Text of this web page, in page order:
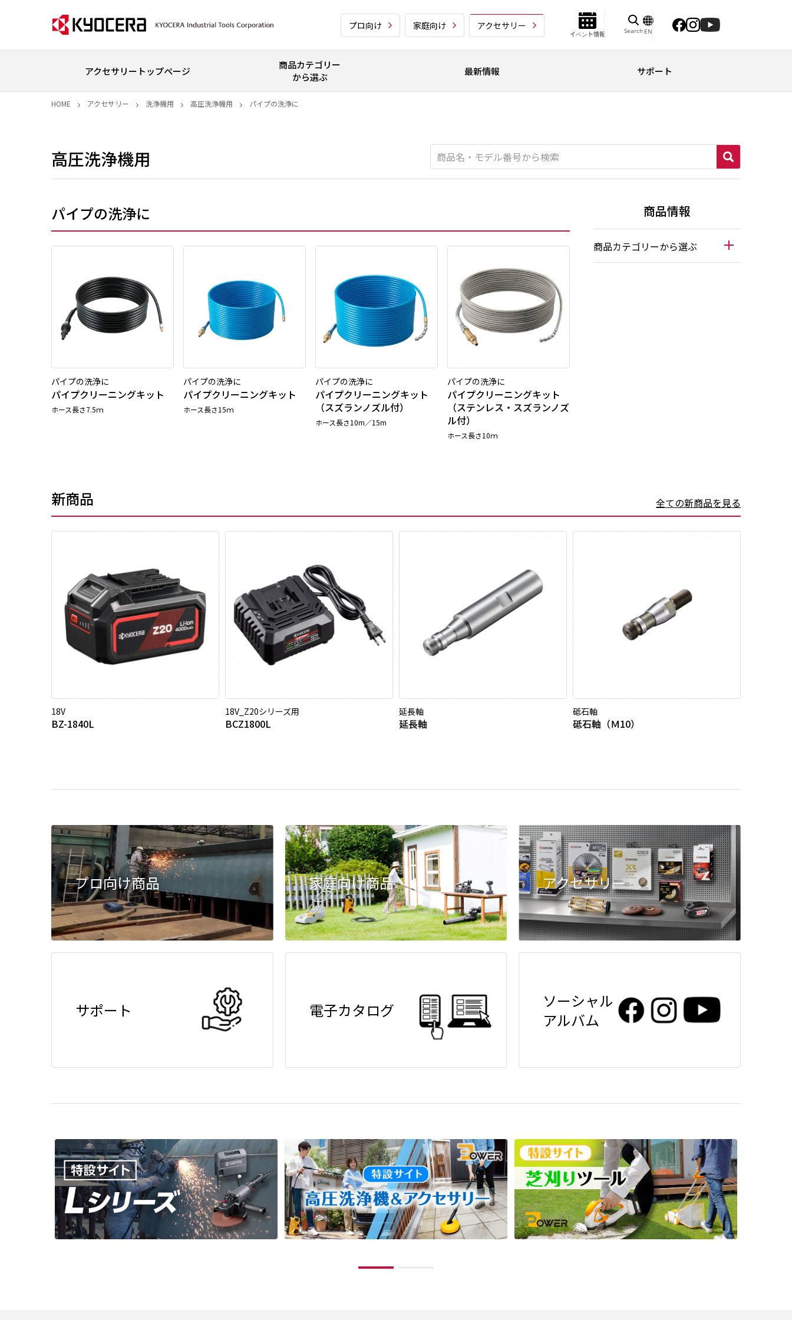
プロ向け 家庭向け アクセサリー
イベント情報 Search EN
アクセサリートップページ
商品カテゴリー
から選ぶ
最新情報 サポート
HOME アクセサリー 洗浄機用 高圧洗浄機用 パイプの洗浄に
高圧洗浄機用
パイプの洗浄に
パイプの洗浄に
パイプクリーニングキット
ホース長さ7.5ｍ
パイプの洗浄に
パイプクリーニングキット
ホース長さ15ｍ
パイプの洗浄に
パイプクリーニングキット
（スズランノズル付）
ホース長さ10m／15m
パイプの洗浄に
パイプクリーニングキット
（ステンレス・スズランノズ
ル付）
ホース長さ10ｍ
商品情報
商品カテゴリーから選ぶ
新商品 全ての新商品を見る
18V
BZ-1840L
18V_Z20シリーズ用
BCZ1800L
延長軸
延長軸
砥石軸
砥石軸（Ｍ10）
プロ向け商品 家庭向け商品 アクセサリー
サポート 電子カタログ
ソーシャル
アルバム